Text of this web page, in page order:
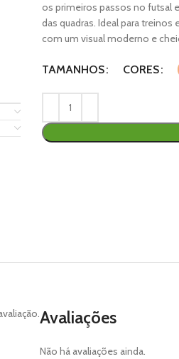
os primeiros passos no futsal
das quadras. Ideal para
com um visual moderno e
TAMANHOS CORES
Avaliações
Não há avaliações ainda.